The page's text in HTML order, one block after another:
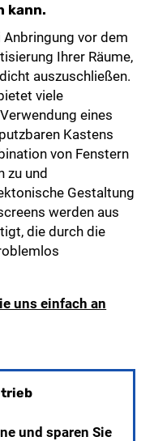
kann.
vor dem
Ihrer Räume,
auszuschließen.
viele
eines
Kastens
von Fenstern
zu und
Gestaltung
werden aus
die durch die
uns einfach an
und sparen Sie